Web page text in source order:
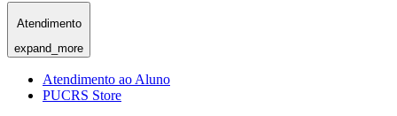
Atendimento
expand_more
Atendimento ao Aluno
PUCRS Store